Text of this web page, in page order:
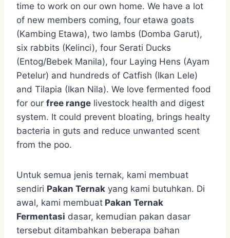
time to work on our own home. We have a lot
of new members coming, four etawa goats
(Kambing Etawa), two lambs (Domba Garut),
six rabbits (Kelinci), four Serati Ducks
(Entog/Bebek Manila), four Laying Hens (Ayam
Petelur) and hundreds of Catfish (Ikan Lele)
and Tilapia (Ikan Nila). We love fermented food
for our free range livestock health and digest
system. It could prevent bloating, brings healty
bacteria in guts and reduce unwanted scent
from the poo.
Untuk semua jenis ternak, kami membuat
sendiri Pakan Ternak yang kami butuhkan. Di
awal, kami membuat Pakan Ternak
Fermentasi dasar, kemudian pakan dasar
tersebut ditambahkan beberapa bahan